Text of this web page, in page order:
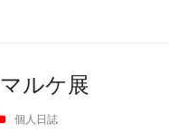
ルケ展
個人日誌